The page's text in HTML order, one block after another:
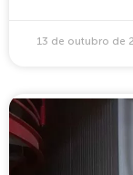
13 de outubro de